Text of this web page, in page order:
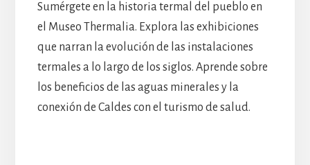
Sumérgete en la historia termal del pueblo en
el Museo Thermalia. Explora las exhibiciones
que narran la evolución de las instalaciones
termales a lo largo de los siglos. Aprende sobre
los beneficios de las aguas minerales y la
conexión de Caldes con el turismo de salud.